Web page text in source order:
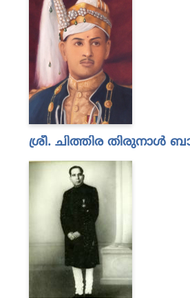
ശ്രീ. ചിത്തിര തിരുനാള്‍